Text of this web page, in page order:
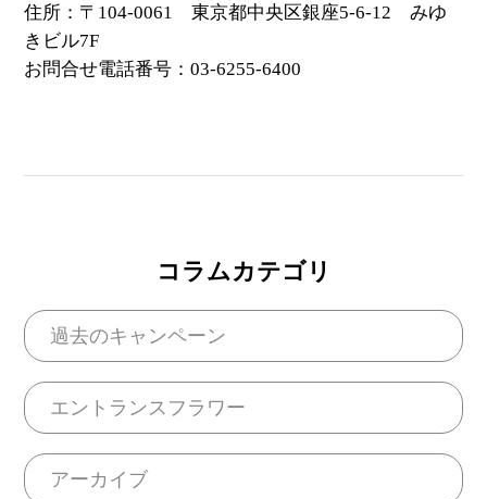
住所：〒104-0061 東京都中央区銀座5-6-12 みゆ
きビル7F
お問合せ電話番号：03-6255-6400
コラムカテゴリ
過去のキャンペーン
エントランスフラワー
アーカイブ